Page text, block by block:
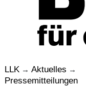
LLK → Aktuelles →
Pressemitteilungen